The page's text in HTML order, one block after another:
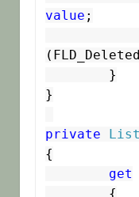
value ;
}
private List
{
get